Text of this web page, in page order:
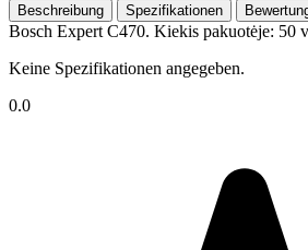
Beschreibung Spezifikationen
Bosch Expert C470. Kiekis pakuotėje: 50
Keine Spezifikationen angegeben.
0.0